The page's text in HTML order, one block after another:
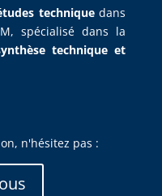
techniquedans
spécialisé dans la
technique et
n'hésitez pas :